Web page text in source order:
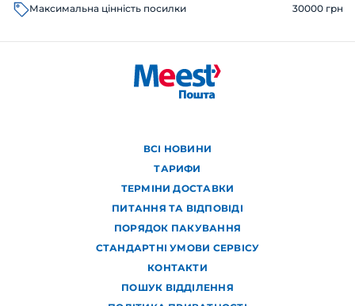
Максимальна цінність посилки
30000 грн
ВСІ НОВИНИ
ТАРИФИ
ТЕРМІНИ ДОСТАВКИ
ПИТАННЯ ТА ВІДПОВІДІ
ПОРЯДОК ПАКУВАННЯ
СТАНДАРТНІ УМОВИ СЕРВІСУ
КОНТАКТИ
ПОШУК ВІДДІЛЕННЯ